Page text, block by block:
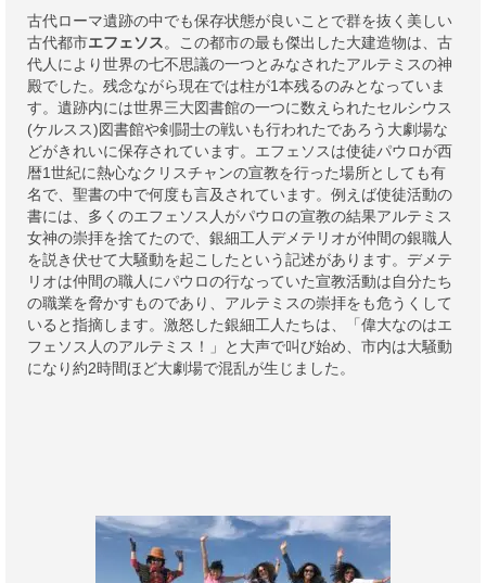
古代ローマ遺跡の中でも保存状態が良いことで群を抜く美しい
古代都市エフェソス。この都市の最も傑出した大建造物は、古
代人により世界の七不思議の一つとみなされたアルテミスの神
殿でした。残念ながら現在では柱が1本残るのみとなっていま
す。遺跡内には世界三大図書館の一つに数えられたセルシウス
(ケルスス)図書館や剣闘士の戦いも行われたであろう大劇場な
どがきれいに保存されています。エフェソスは使徒パウロが西
暦1世紀に熱心なクリスチャンの宣教を行った場所としても有
名で、聖書の中で何度も言及されています。例えば使徒活動の
書には、多くのエフェソス人がパウロの宣教の結果アルテミス
女神の崇拝を捨てたので、銀細工人デメテリオが仲間の銀職人
を説き伏せて大騒動を起こしたという記述があります。デメテ
リオは仲間の職人にパウロの行なっていた宣教活動は自分たち
の職業を脅かすものであり、アルテミスの崇拝をも危うくして
いると指摘します。激怒した銀細工人たちは、「偉大なのはエ
フェソス人のアルテミス！」と大声で叫び始め、市内は大騒動
になり約2時間ほど大劇場で混乱が生じました。